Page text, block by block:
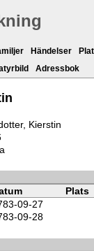
Händelser
Adressbok
Kierstin
Plats
09-27
09-28